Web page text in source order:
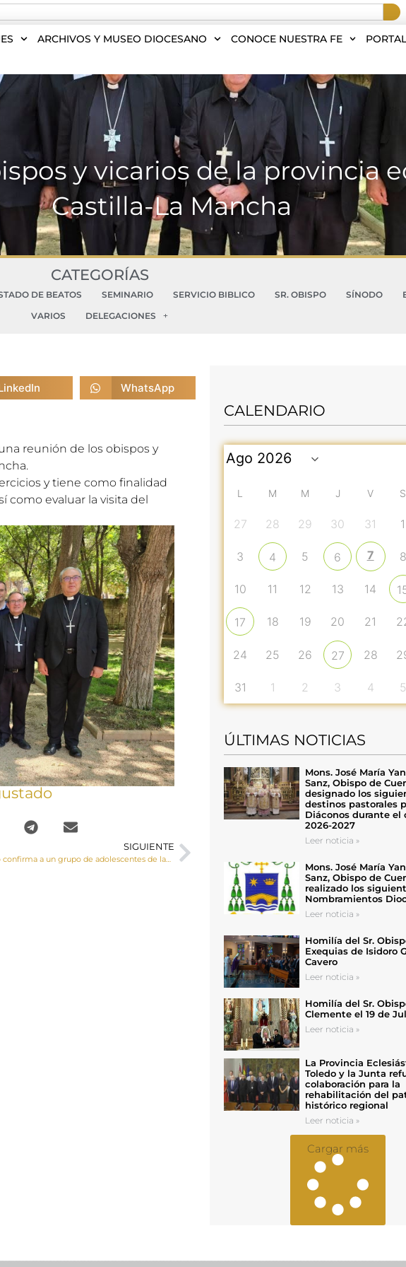
ARCHIVOS Y MUSEO DIOCESANO CONOCE NUESTRA FE
y vicarios de la provincia
Castilla-La Mancha
CATEGORÍAS
DE BEATOS SEMINARIO SERVICIO BIBLICO SR. OBISPO SÍNODO
VARIOS
DELEGACIONES
WhatsApp
reunión de los obispos y
y tiene como finalidad
como evaluar la visita del
SIGUIENTE
El Sr. Obispo confirma a un grupo de adolescentes de las Villalba del Rey y Tinajas
CALENDARIO
L M M J V S
27 28 29 30 31 1
3 4 5 6 7 8
10 11 12 13 14
17 18 19 20 21
24 25 26 27 28
31 1 2 3 4 5
ÚLTIMAS NOTICIAS
Mons. José María
Sanz, Obispo de
designado los
destinos pastorales
Diáconos durante el
2026-2027
Leer noticia »
Mons. José María
Sanz, Obispo de
realizado los
Nombramientos
Leer noticia »
Homilía del Sr.
Exequias de Isidoro
Cavero
Leer noticia »
Homilía del Sr.
Clemente el 19 de
Leer noticia »
La Provincia
Toledo y la Junta
colaboración para la
rehabilitación del
histórico regional
Leer noticia »
Cargar más